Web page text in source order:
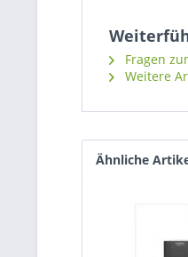
Fragen
Weitere
Ähnliche